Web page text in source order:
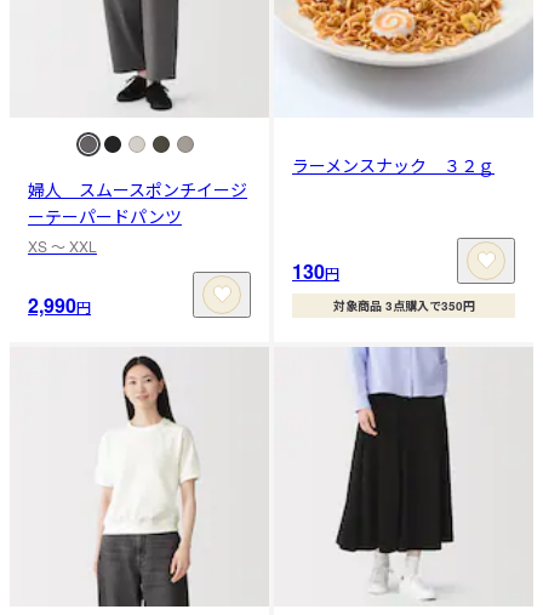
婦人 スムースポンチイージ
ーテーパードパンツ
XS 〜 XXL
2,990円
ラーメンスナック ３２ｇ
130円
対象商品 3点購入で350円